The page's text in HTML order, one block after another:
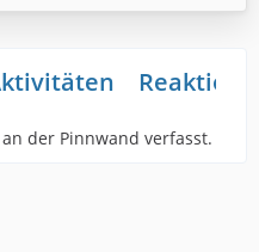
der Pinnwand verfasst.